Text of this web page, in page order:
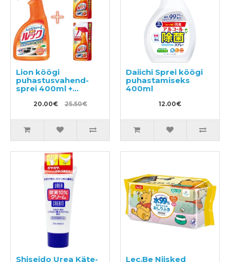
Lion köögi
puhastusvahend-
sprei 400ml +
täitepakend 2tk
20.00€ 25.50€
Daiichi Sprei köögi
puhastamiseks
400ml
12.00€
Shiseido Urea Käte- Lec.Be Niisked